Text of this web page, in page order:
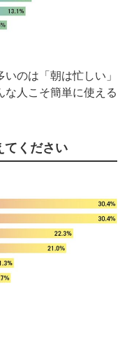
のは「朝は忙しい」
な人こそ簡単に使える
てください